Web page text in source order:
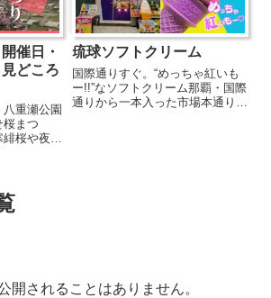
催日・
どころ
重瀬公園
桜まつ
桜や夜の
。
琉球ソフトクリーム
国際通りすぐ。“めっちゃ紅いも
ー!!”なソフトクリーム那覇・国際
通りから一本入った市場本通り沿
開されることはありません。